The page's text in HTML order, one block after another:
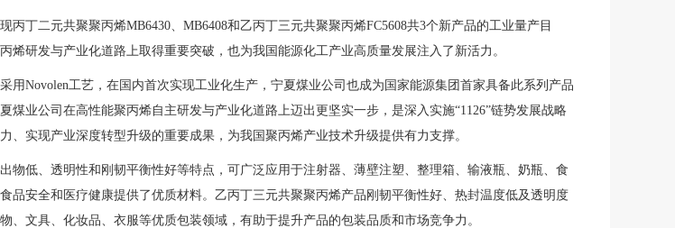
丙丁二元共聚聚丙烯MB6430、MB6408和乙丙丁三元共聚聚丙烯FC5608共3个新产品的工业量产目
烯研发与产业化道路上取得重要突破，也为我国能源化工产业高质量发展注入了新活力。
用Novolen工艺，在国内首次实现工业化生产，宁夏煤业公司也成为国家能源集团首家具备此系列产品
煤业公司在高性能聚丙烯自主研发与产业化道路上迈出更坚实一步，是深入实施“1126”链势发展战略
、实现产业深度转型升级的重要成果，为我国聚丙烯产业技术升级提供有力支撑。
物低、透明性和刚韧平衡性好等特点，可广泛应用于注射器、薄壁注塑、整理箱、输液瓶、奶瓶、食
品安全和医疗健康提供了优质材料。乙丙丁三元共聚聚丙烯产品 刚韧平衡性好、热封温度低及透明度
、文具、化妆品、衣服等优质包装领域，有助于提升产品的包装品质和市场竞争力。